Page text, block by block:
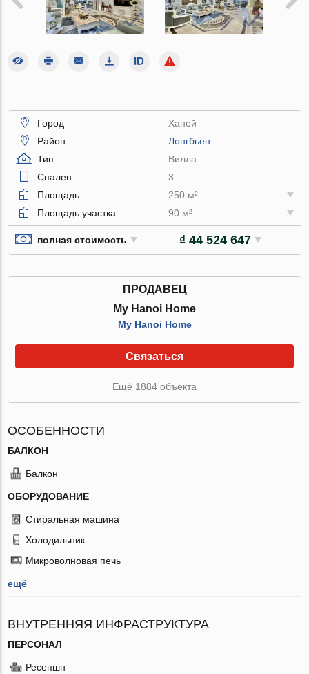
Город
Ханой
Район
Лонгбьен
Тип
Вилла
Спален
3
Площадь
250 м²
Площадь участка
90 м²
полная стоимость ₫ 44 524 647
ПРОДАВЕЦ
My Hanoi Home
My Hanoi Home
Связаться
Ещё 1884 объекта
ОСОБЕННОСТИ
БАЛКОН
Балкон
ОБОРУДОВАНИЕ
Стиральная машина
Холодильник
Микроволновая печь
ещё
ВНУТРЕННЯЯ ИНФРАСТРУКТУРА
ПЕРСОНАЛ
Ресепшн